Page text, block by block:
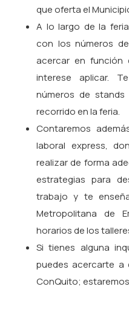
que oferta el
A lo largo de la
con los números
acercar en
interese aplicar.
números de
recorrido en la feria.
Contaremos
laboral express,
realizar de forma
estrategias para
trabajo y te
Metropolitana de
horarios de los
Si tienes alguna
puedes acercarte a
ConQuito;